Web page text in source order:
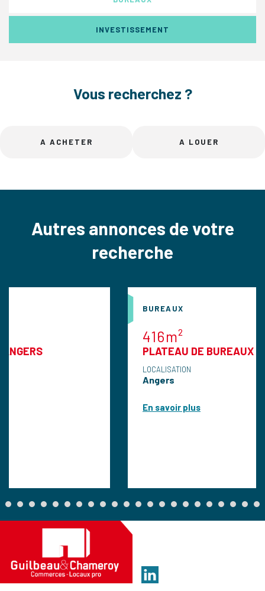
INVESTISSEMENT
Vous recherchez ?
A ACHETER A LOUER
Autres annonces de votre
recherche
PLATEAU DE BUREAUX A VENDRE
En savoir plus